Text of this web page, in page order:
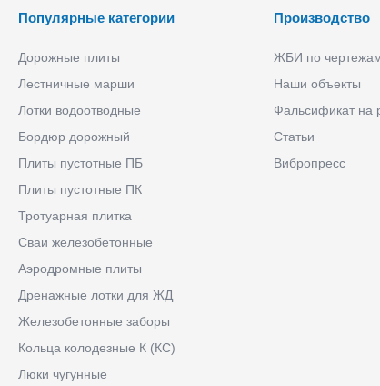
Популярные категории
Дорожные плиты
Лестничные марши
Лотки водоотводные
Бордюр дорожный
Плиты пустотные ПБ
Плиты пустотные ПК
Тротуарная плитка
Сваи железобетонные
Аэродромные плиты
Дренажные лотки для ЖД
Железобетонные заборы
Кольца колодезные К (КС)
Люки чугунные
Производство
ЖБИ по
Наши объекты
Фальсификат на
Статьи
Вибропресс